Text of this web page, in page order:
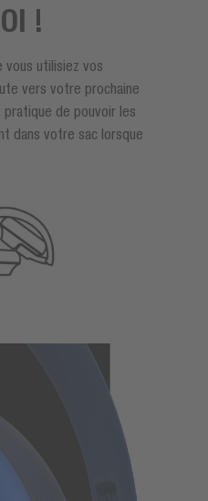
!
vous utilisiez vos
vers votre prochaine
de pouvoir les
dans votre sac lorsque